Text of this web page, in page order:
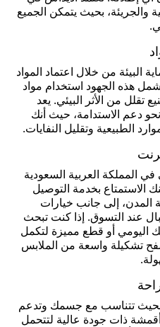
والجريئة، بحيث يتمكن الجميع
البيئة من خلال اعتماد المواد
هذه الجهود استخدام مواد
تقلل من الأثر البيئي. يعد
دعم الاستدامة، حيث أنك
الطبيعية وتقليل النفايات.
في المملكة العربية السعودية
بخدمة التوصيل
المدن، إلى جانب خيارات
عند التسوق. إذا كنت تبحث
اليومي أو قطع مميزة لتكمل
تشكيلة واسعة من الملابس
تتناسب مع جسمك وتدعم
ذات جودة عالية لتتحمل